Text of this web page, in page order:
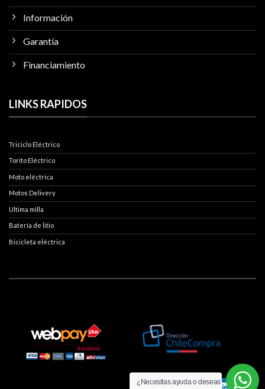
Información
Garantía
Financiamiento
LINKS RAPIDOS
Triciclo Eléctrico
Torito Eléctrico
Moto eléctrica
Motos Delivery
Ultima milla
Batería de litio
Bicicleta eléctrica
¿Necesitas ayuda o deseas